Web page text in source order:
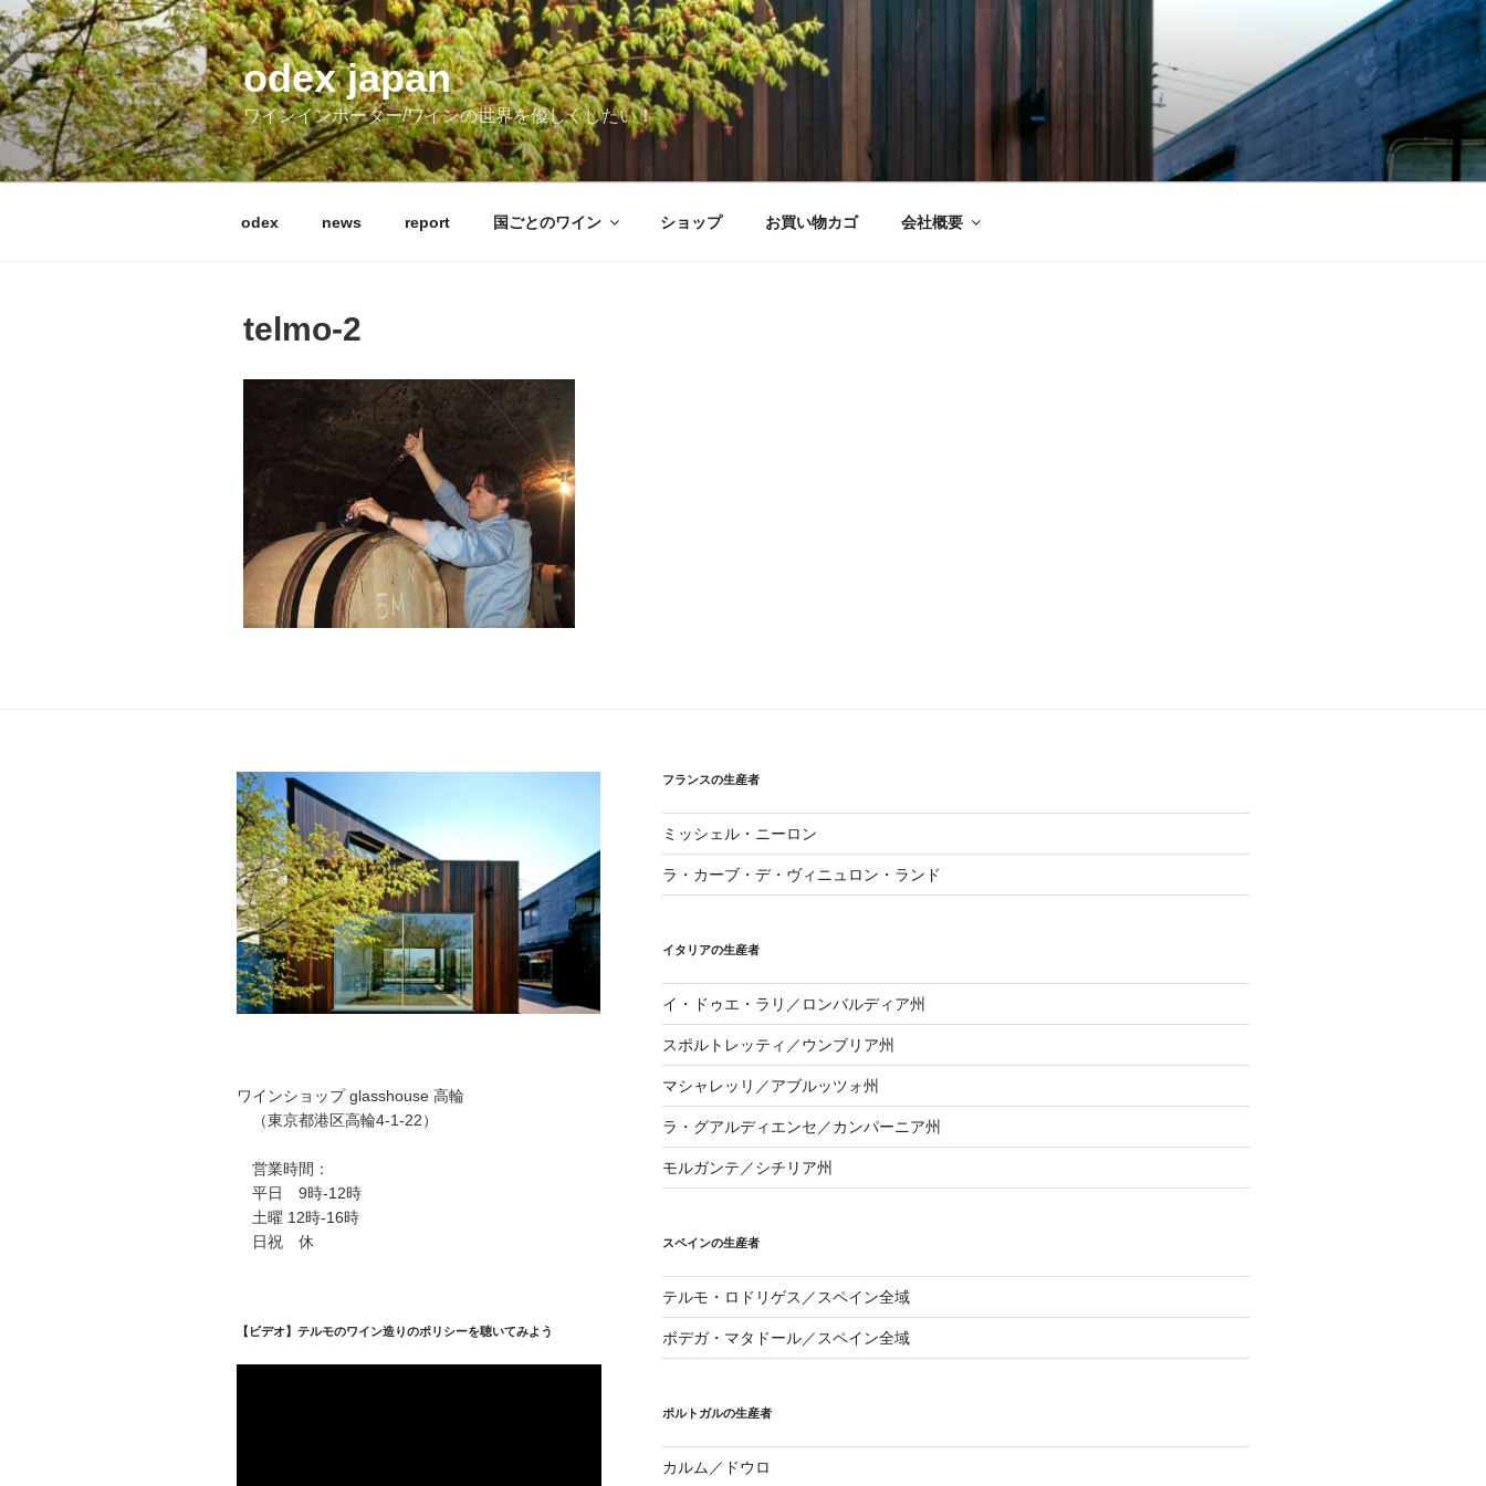
コ
ン
テ
ン
ツ
へ
ス
odex japan
ワインインポーター/ワインの世界を優しくしたい！
odex news report 国ごとのワイン ショップ お買い物カゴ 会社概要
telmo-2
ワインショップ glasshouse 高輪
（東京都港区高輪4-1-22）
営業時間：
平日 9時-12時
土曜 12時-16時
日祝 休
【ビデオ】テルモのワイン造りのポリシーを聴いてみよう
フランスの生産者
ミッシェル・ニーロン
ラ・カーブ・デ・ヴィニュロン・ランド
イタリアの生産者
イ・ドゥエ・ラリ／ロンバルディア州
スポルトレッティ／ウンブリア州
マシャレッリ／アブルッツォ州
ラ・グアルディエンセ／カンパーニア州
モルガンテ／シチリア州
スペインの生産者
テルモ・ロドリゲス／スペイン全域
ボデガ・マタドール／スペイン全域
ポルトガルの生産者
カルム／ドウロ